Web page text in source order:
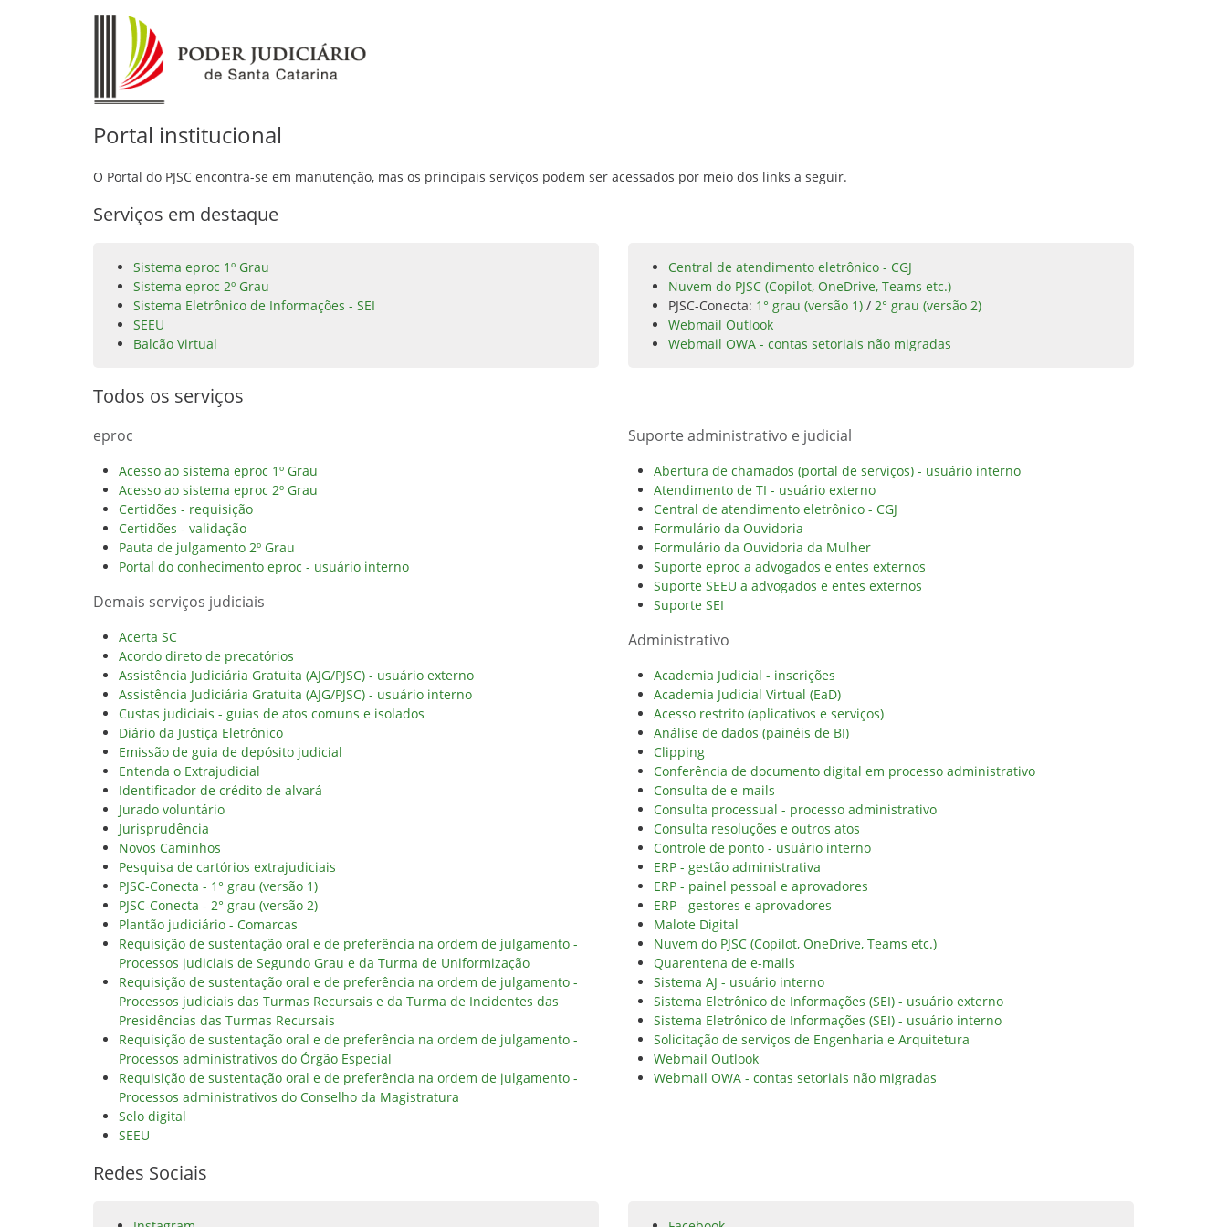
Portal institucional
O Portal do PJSC encontra-se em manutenção, mas os principais serviços podem ser acessados por meio dos links a seguir.
Serviços em destaque
Sistema eproc 1º Grau
Sistema eproc 2º Grau
Sistema Eletrônico de Informações - SEI
SEEU
Balcão Virtual
Central de atendimento eletrônico - CGJ
Nuvem do PJSC (Copilot, OneDrive, Teams etc.)
PJSC-Conecta: 1° grau (versão 1) / 2° grau (versão 2)
Webmail Outlook
Webmail OWA - contas setoriais não migradas
Todos os serviços
eproc
Acesso ao sistema eproc 1º Grau
Acesso ao sistema eproc 2º Grau
Certidões - requisição
Certidões - validação
Pauta de julgamento 2º Grau
Portal do conhecimento eproc - usuário interno
Demais serviços judiciais
Acerta SC
Acordo direto de precatórios
Assistência Judiciária Gratuita (AJG/PJSC) - usuário externo
Assistência Judiciária Gratuita (AJG/PJSC) - usuário interno
Custas judiciais - guias de atos comuns e isolados
Diário da Justiça Eletrônico
Emissão de guia de depósito judicial
Entenda o Extrajudicial
Identificador de crédito de alvará
Jurado voluntário
Jurisprudência
Novos Caminhos
Pesquisa de cartórios extrajudiciais
PJSC-Conecta - 1° grau (versão 1)
PJSC-Conecta - 2° grau (versão 2)
Plantão judiciário - Comarcas
Requisição de sustentação oral e de preferência na ordem de julgamento -
Processos judiciais de Segundo Grau e da Turma de Uniformização
Requisição de sustentação oral e de preferência na ordem de julgamento -
Processos judiciais das Turmas Recursais e da Turma de Incidentes das
Presidências das Turmas Recursais
Requisição de sustentação oral e de preferência na ordem de julgamento -
Processos administrativos do Órgão Especial
Requisição de sustentação oral e de preferência na ordem de julgamento -
Processos administrativos do Conselho da Magistratura
Selo digital
SEEU
Suporte administrativo e judicial
Abertura de chamados (portal de serviços) - usuário interno
Atendimento de TI - usuário externo
Central de atendimento eletrônico - CGJ
Formulário da Ouvidoria
Formulário da Ouvidoria da Mulher
Suporte eproc a advogados e entes externos
Suporte SEEU a advogados e entes externos
Suporte SEI
Administrativo
Academia Judicial - inscrições
Academia Judicial Virtual (EaD)
Acesso restrito (aplicativos e serviços)
Análise de dados (painéis de BI)
Clipping
Conferência de documento digital em processo administrativo
Consulta de e-mails
Consulta processual - processo administrativo
Consulta resoluções e outros atos
Controle de ponto - usuário interno
ERP - gestão administrativa
ERP - painel pessoal e aprovadores
ERP - gestores e aprovadores
Malote Digital
Nuvem do PJSC (Copilot, OneDrive, Teams etc.)
Quarentena de e-mails
Sistema AJ - usuário interno
Sistema Eletrônico de Informações (SEI) - usuário externo
Sistema Eletrônico de Informações (SEI) - usuário interno
Solicitação de serviços de Engenharia e Arquitetura
Webmail Outlook
Webmail OWA - contas setoriais não migradas
Redes Sociais